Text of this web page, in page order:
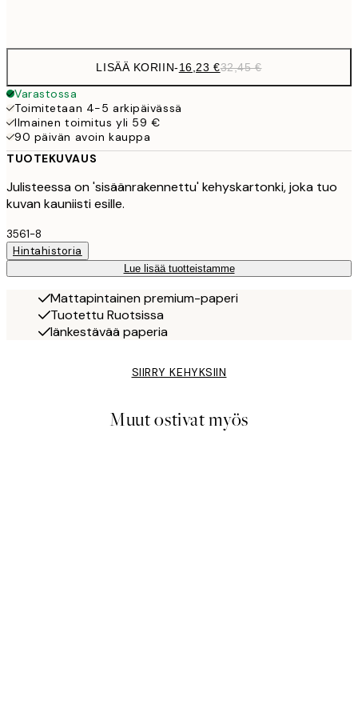
LISÄÄ KORIIN-16,23 €32,45 €
Varastossa
Toimitetaan 4-5 arkipäivässä
Ilmainen toimitus yli 59 €
90 päivän avoin kauppa
TUOTEKUVAUS
Julisteessa on 'sisäänrakennettu' kehyskartonki, joka tuo
kuvan kauniisti esille.
3561-8
Hintahistoria
Lue lisää tuotteistamme
Mattapintainen premium-paperi
Tuotettu Ruotsissa
Iänkestävää paperia
SIIRRY KEHYKSIIN
Muut ostivat myös